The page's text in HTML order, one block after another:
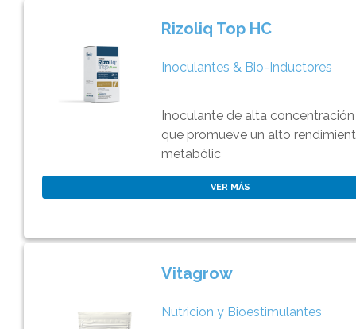
Rizoliq Top HC
Inoculantes & Bio-Inductores
Inoculante de alta concentración
que promueve un alto
metabólic
VER MÁS
Vitagrow
Nutricion y Bioestimulantes